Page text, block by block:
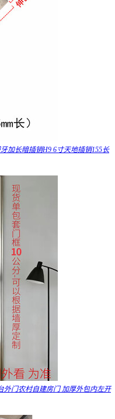
加长暗插销H9 6寸天地插销155长
外门农村自建房门 加厚外包内左开